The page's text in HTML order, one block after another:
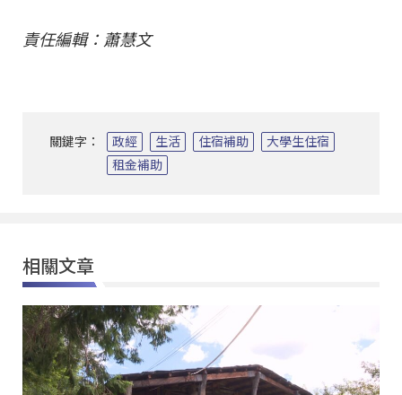
責任編輯：蕭慧文
關鍵字： 政經 生活 住宿補助
大學生住宿
租金補助
相關文章